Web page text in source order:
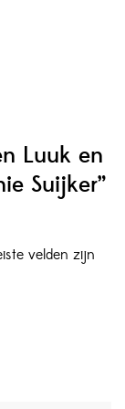
Luuk en
Suijker”
velden zijn